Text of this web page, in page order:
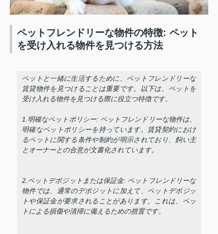
ペットフレンドリーな物件の特徴: ペット
を受け入れる物件を見つける方法
ペットと一緒に生活するために、ペットフレンドリーな
賃貸物件を見つけることは重要です。以下は、ペットを
受け入れる物件を見つける際に役立つ特徴です。
1.明確なペットポリシー: ペットフレンドリーな物件は、
明確なペットポリシーを持っています。賃貸契約におけ
るペットに関する条件や制約が明示されており、飼い主
とオーナーとの合意が文書化されています。
2.ペットデポジットまたは保証金: ペットフレンドリーな
物件では、通常のデポジットに加えて、ペットデポジッ
トや保証金が要求されることがあります。これは、ペッ
トによる損傷や清掃に備えるための措置です。